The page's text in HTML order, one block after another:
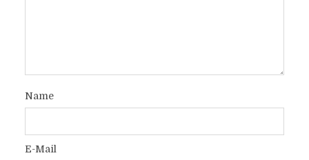
Name
E-Mail